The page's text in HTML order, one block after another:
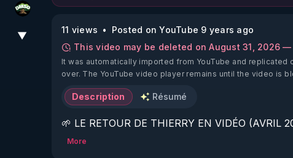
DMSO pour TOUS
▼ 11 views
Posted on YouTube 9 years ago
This video may be deleted on August 31, 2026 —
It was automatically imported from YouTube and replicated
over. The YouTube video player remains until the video is
Description Résumé
🌱 LE RETOUR DE THIERRY EN VIDÉO (AVRIL
More